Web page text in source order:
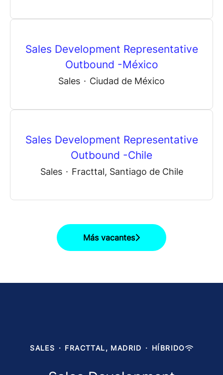
Sales Development Representative
Outbound -México
Sales · Ciudad de México
Sales Development Representative
Outbound -Chile
Sales · Fracttal, Santiago de Chile
Más vacantes
SALES · FRACTTAL, MADRID · HÍBRIDO